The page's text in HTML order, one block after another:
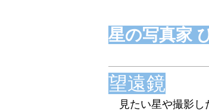
星の写真家
望遠鏡
見たい星や撮影し